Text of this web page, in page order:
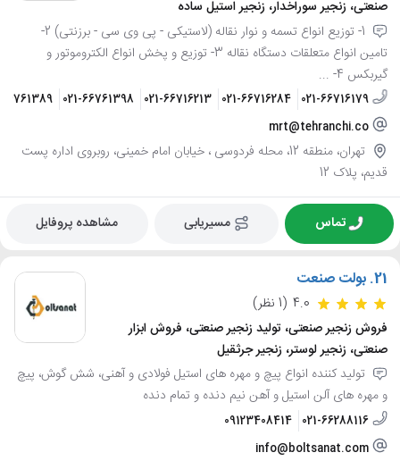
صنعتی، زنجیر سوراخدار، زنجیر استیل ساده
1- توزیع انواع تسمه و نوار نقاله (لاستیکی - پی وی سی - برزنتی) 2-
تامین انواع متعلقات دستگاه نقاله 3- توزیع و پخش انواع الکتروموتور و
گیربکس 4- ...
021-66716179
021-66716284
021-66716213
021-66761398
66761389
mrt@tehranchi.co
تهران، منطقه 12، محله فردوسی ، خیابان امام خمینی، روبروی اداره پست
قدیم، پلاک 12
تماس مسیریابی مشاهده پروفایل
21. بولت صنعت
4.0 (1 نظر)
فروش زنجیر صنعتی، تولید زنجیر صنعتی، فروش ابزار
صنعتی، زنجیر لوستر، زنجیر جرثقیل
تولید کننده انواع پیچ و مهره های استیل فولادی و آهنی، شش گوش، پیچ
و مهره های آلن استیل و آهن نیم دنده و تمام دنده
021-66288116
09123408414
info@boltsanat.com